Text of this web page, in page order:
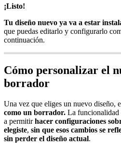
¡Listo!
Tu diseño nuevo ya va a estar
que puedas editarlo y configurarlo
continuación.
Cómo personalizar el
borrador
Una vez que eliges un nuevo diseño,
como un borrador. La funcionalidad
a permitirhacer configuraciones
elegiste, sin que esos cambios se
sin perder el diseño actual.